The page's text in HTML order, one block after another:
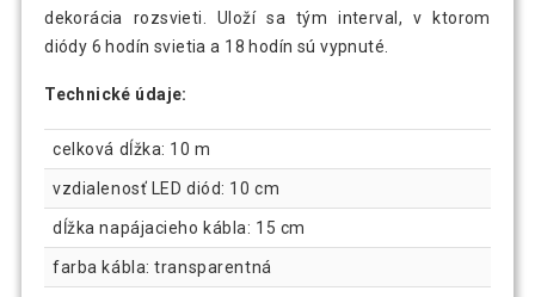
dekorácia rozsvieti. Uloží sa tým interval, v ktorom
diódy 6 hodín svietia a 18 hodín sú vypnuté.
Technické údaje:
celková dĺžka: 10 m
vzdialenosť LED diód: 10 cm
dĺžka napájacieho kábla: 15 cm
farba kábla: transparentná